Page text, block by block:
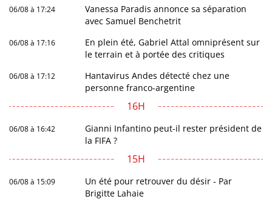
06/08 à 17:24
Vanessa Paradis annonce sa séparation
avec Samuel Benchetrit
06/08 à 17:16
En plein été, Gabriel Attal omniprésent sur
le terrain et à portée des critiques
06/08 à 17:12
Hantavirus Andes détecté chez une
personne franco-argentine
16H
06/08 à 16:42
Gianni Infantino peut-il rester président de
la FIFA ?
15H
06/08 à 15:09
Un été pour retrouver du désir - Par
Brigitte Lahaie